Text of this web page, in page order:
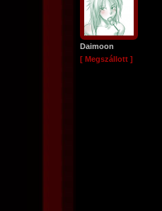
Daimoon
[ Megszállott ]